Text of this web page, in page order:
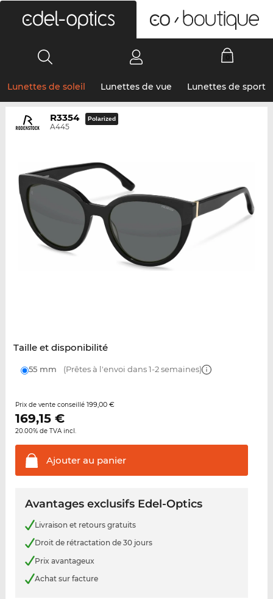
Lunettes de soleil Lunettes de vue Lunettes de sport
R3354
A445
Polarized
Taille et disponibilité
55 mm (Prêtes à l'envoi dans 1-2 semaines)
Prix de vente conseillé 199,00 €
169,15€
20.00% de TVA incl.
Ajouter au panier
Avantages exclusifs Edel-Optics
Livraison et retours gratuits
Droit de rétractation de 30 jours
Prix avantageux
Achat sur facture